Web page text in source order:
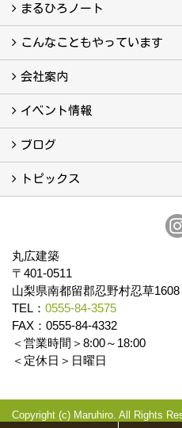
フォトギャラリー
現場レポート
完工事例
お客様の声
まるひろノート
真っ直ぐの家づくり
自慢の大工たち
こだわりの自然素材
快適な家のエッセンス
注文住宅ができるまで
こんなこともやっています
こんなこともやっています
会社案内
会社案内
まるひろの人
スタッフ紹介
プライバシーポリシー
イベント情報
イベント予告
イベント報告
ブログ
ブログ
トピックス
丸広建築
〒401-0511
山梨県南都留郡忍野村忍草
TEL： 0555-84-3575
FAX：0555-84-4332
＜営業時間＞8:00～18:00
＜定休日＞日曜日
Copyright (c) Maruhiro. All Rights